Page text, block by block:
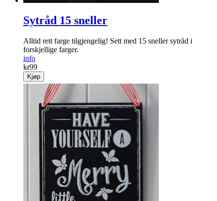
Sytråd 15 sneller
Alltid rett farge tilgjengelig! Sett med 15 sneller sytråd i
forskjellige farger.
info
kr99
Kjøp